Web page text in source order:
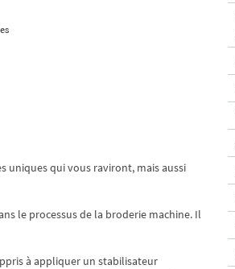
uniques qui vous raviront, mais aussi
le processus de la broderie machine. Il
à appliquer un stabilisateur